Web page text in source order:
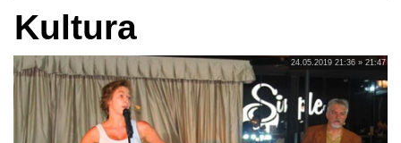
Kultura
24.05.2019 21:36 » 21:47